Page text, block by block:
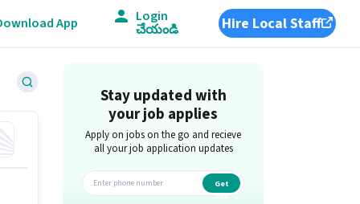
App Login
చేయండి Hire Local Staff
Stay updated with
your job applies
Apply on jobs on the go and recieve
all your job application updates
Get
app